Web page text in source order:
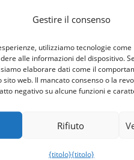
Gestire il consenso
utilizziamo tecnologie come
alle informazioni del dispositivo.
elaborare dati come il
sito web. Il mancato consenso o la
negativo su alcune funzioni e
Rifiuto
{titolo}{titolo}
Juul.